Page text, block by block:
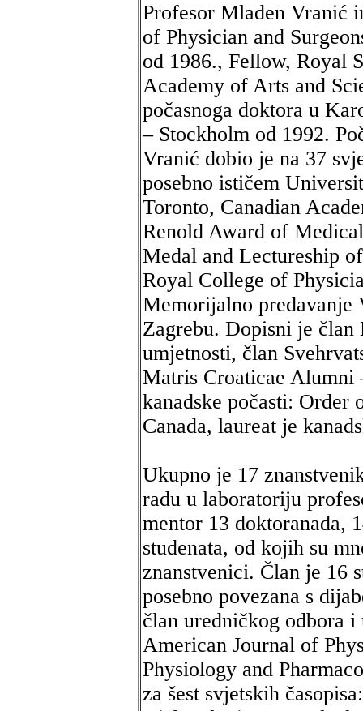
Profesor Mladen Vranić
of Physician and
od 1986., Fellow, Royal
Academy of Arts and
počasnoga doktora u
– Stockholm od 1992.
Vranić dobio je na 37
posebno ističem
Toronto, Canadian
Renold Award of
Medal and Lectureship
Royal College of
Memorijalno predavanje
Zagrebu. Dopisni je član
umjetnosti, član
Matris Croaticae Alumni
kanadske počasti:
Canada, laureat je
Ukupno je 17
radu u laboratoriju
mentor 13 doktoranada,
studenata, od kojih su
znanstvenici. Član je 16
posebno povezana s
član uredničkog odbora
American Journal of
Physiology and
za šest svjetskih